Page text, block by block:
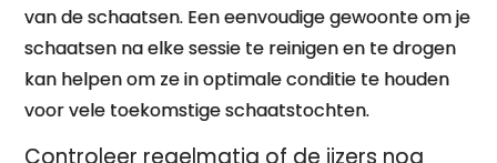
van de schaatsen. Een eenvoudige gewoonte om je
schaatsen na elke sessie te reinigen en te drogen
kan helpen om ze in optimale conditie te houden
voor vele toekomstige schaatstochten.
Controleer regelmatig of de ijzers nog